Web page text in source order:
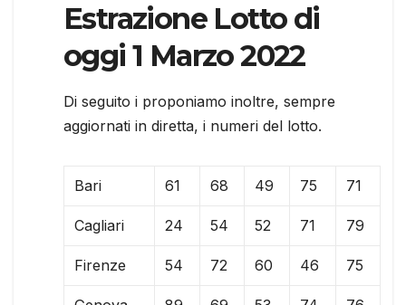
Estrazione Lotto di
oggi 1 Marzo 2022
Di seguito i proponiamo inoltre, sempre
aggiornati in diretta, i numeri del lotto.
Bari 61 68 49 75 71
Cagliari 24 54 52 71 79
Firenze 54 72 60 46 75